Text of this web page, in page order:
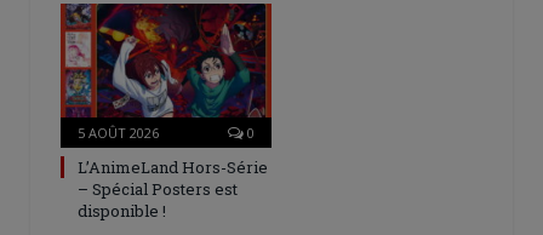
5 AOÛT 2026 0
L’AnimeLand Hors-Série
– Spécial Posters est
disponible !